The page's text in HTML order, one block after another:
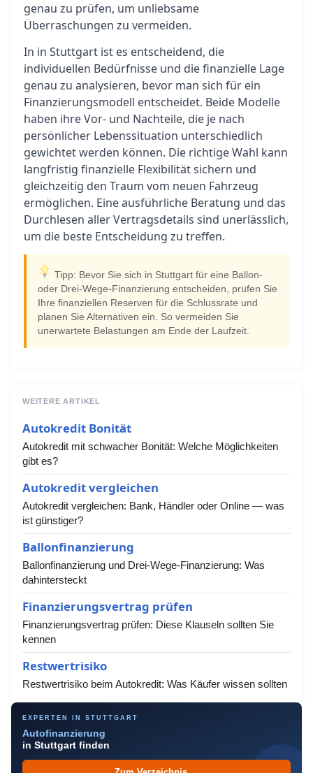
genau zu prüfen, um unliebsame
Überraschungen zu vermeiden.
In in Stuttgart ist es entscheidend, die
individuellen Bedürfnisse und die finanzielle Lage
genau zu analysieren, bevor man sich für ein
Finanzierungsmodell entscheidet. Beide Modelle
haben ihre Vor- und Nachteile, die je nach
persönlicher Lebenssituation unterschiedlich
gewichtet werden können. Die richtige Wahl kann
langfristig finanzielle Flexibilität sichern und
gleichzeitig den Traum vom neuen Fahrzeug
ermöglichen. Eine ausführliche Beratung und das
Durchlesen aller Vertragsdetails sind unerlässlich,
um die beste Entscheidung zu treffen.
Tipp: Bevor Sie sich in Stuttgart für eine Ballon-
oder Drei-Wege-Finanzierung entscheiden, prüfen Sie
Ihre finanziellen Reserven für die Schlussrate und
planen Sie Alternativen ein. So vermeiden Sie
unerwartete Belastungen am Ende der Laufzeit.
WEITERE ARTIKEL
Autokredit Bonität
Autokredit mit schwacher Bonität: Welche Möglichkeiten
gibt es?
Autokredit vergleichen
Autokredit vergleichen: Bank, Händler oder Online — was
ist günstiger?
Ballonfinanzierung
Ballonfinanzierung und Drei-Wege-Finanzierung: Was
dahintersteckt
Finanzierungsvertrag prüfen
Finanzierungsvertrag prüfen: Diese Klauseln sollten Sie
kennen
Restwertrisiko
Restwertrisiko beim Autokredit: Was Käufer wissen sollten
EXPERTEN IN STUTTGART
Autofinanzierung
in Stuttgart finden